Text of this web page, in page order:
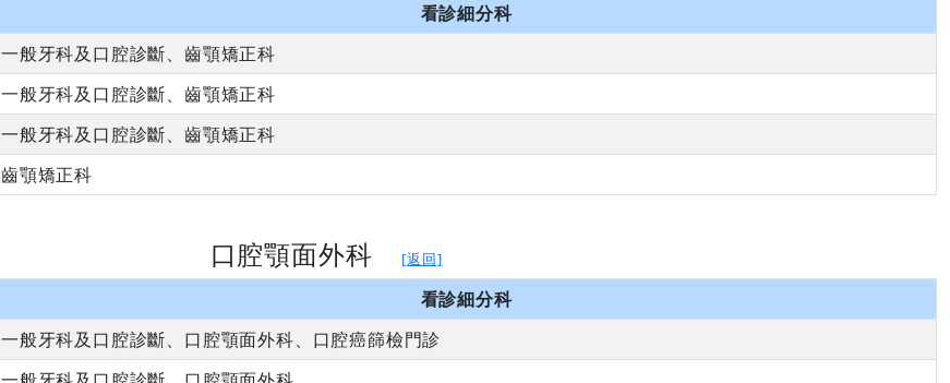
看診細分科
一般牙科及口腔診斷、齒顎矯正科
一般牙科及口腔診斷、齒顎矯正科
一般牙科及口腔診斷、齒顎矯正科
齒顎矯正科
口腔顎面外科 [返回]
看診細分科
一般牙科及口腔診斷、口腔顎面外科、口腔癌篩檢門診